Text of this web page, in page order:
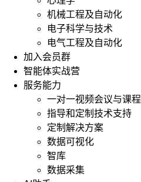
机械工程及自动化
电子科学与技术
电气工程及自动化
加入会员群
智能体实战营
服务能力
一对一视频会议与课程
指导和定制技术支持
定制解决方案
数据可视化
智库
数据采集